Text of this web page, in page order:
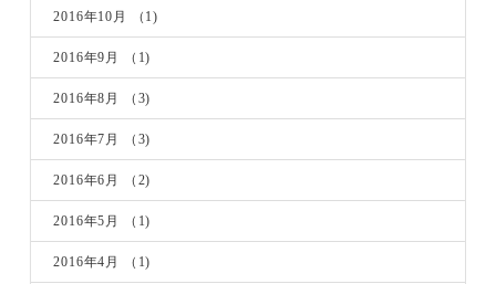
2016年10月 （1)
2016年9月 （1)
2016年8月 （3)
2016年7月 （3)
2016年6月 （2)
2016年5月 （1)
2016年4月 （1)